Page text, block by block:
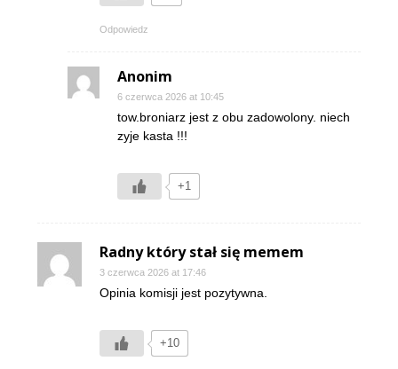
Odpowiedz
Anonim
6 czerwca 2026 at 10:45
tow.broniarz jest z obu zadowolony. niech
zyje kasta !!!
+1
Radny który stał się memem
3 czerwca 2026 at 17:46
Opinia komisji jest pozytywna.
+10